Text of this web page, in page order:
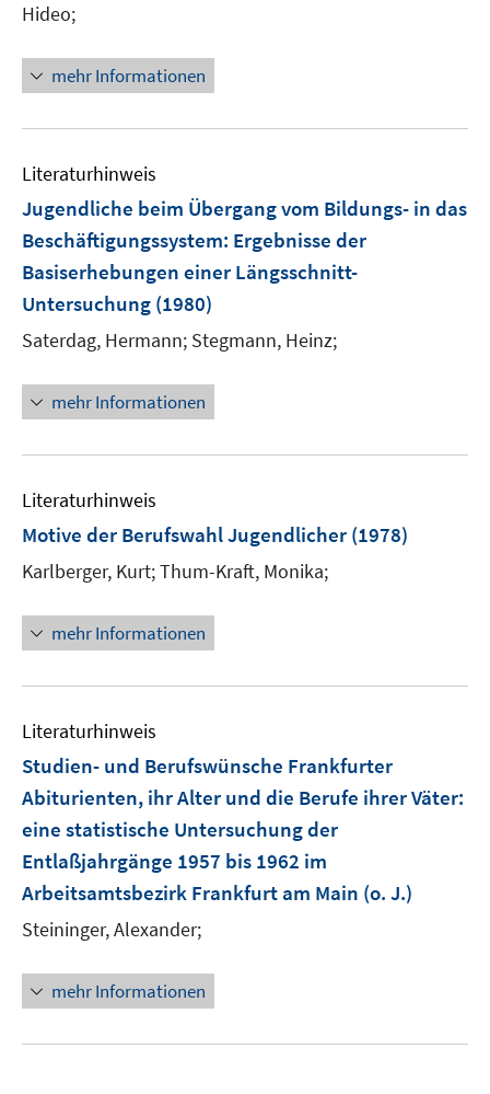
Hideo;
mehr Informationen
Literaturhinweis
Jugendliche beim Übergang vom Bildungs- in das
Beschäftigungssystem: Ergebnisse der
Basiserhebungen einer Längsschnitt-
Untersuchung (1980)
Saterdag, Hermann; Stegmann, Heinz;
mehr Informationen
Literaturhinweis
Motive der Berufswahl Jugendlicher (1978)
Karlberger, Kurt;Thum-Kraft, Monika;
mehr Informationen
Literaturhinweis
Studien- und Berufswünsche Frankfurter
Abiturienten, ihr Alter und die Berufe ihrer Väter:
eine statistische Untersuchung der
Entlaßjahrgänge 1957 bis 1962 im
Arbeitsamtsbezirk Frankfurt am Main (o. J.)
Steininger, Alexander;
mehr Informationen